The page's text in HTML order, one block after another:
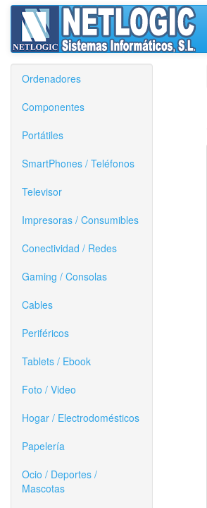
Ordenadores
Componentes
Portátiles
SmartPhones / Teléfonos
Televisor
Impresoras / Consumibles
Conectividad / Redes
Gaming / Consolas
Cables
Periféricos
Tablets / Ebook
Foto / Video
Hogar / Electrodomésticos
Papelería
Ocio / Deportes /
Mascotas